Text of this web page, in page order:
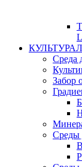
Среда
Забор
Среды